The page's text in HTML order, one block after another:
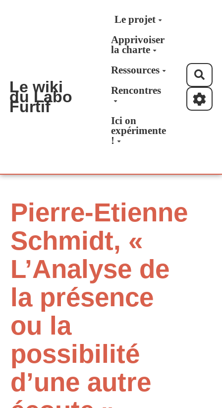
Aller au contenu principal
Le wiki
du Labo
Furtif
Le projet
Apprivoiser
la charte
Ressources
Rencontres
Ici on
expérimente
!
Pierre-Etienne
Schmidt, «
L’Analyse de
la présence
ou la
possibilité
d’une autre